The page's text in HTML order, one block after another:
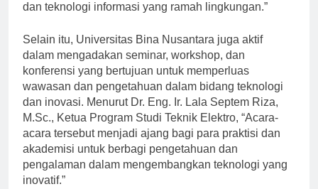
masyarakat, seperti aplikasi mobile untuk pendidikan
Selain itu, Universitas Bina Nusantara juga aktif
dalam mengadakan seminar, workshop, dan
konferensi yang bertujuan untuk memperluas
wawasan dan pengetahuan dalam bidang teknologi
dan inovasi. Menurut Dr. Eng. Ir. Lala Septem Riza,
M.Sc., Ketua Program Studi Teknik Elektro, “Acara-
acara tersebut menjadi ajang bagi para praktisi dan
akademisi untuk berbagi pengetahuan dan
pengalaman dalam mengembangkan teknologi yang